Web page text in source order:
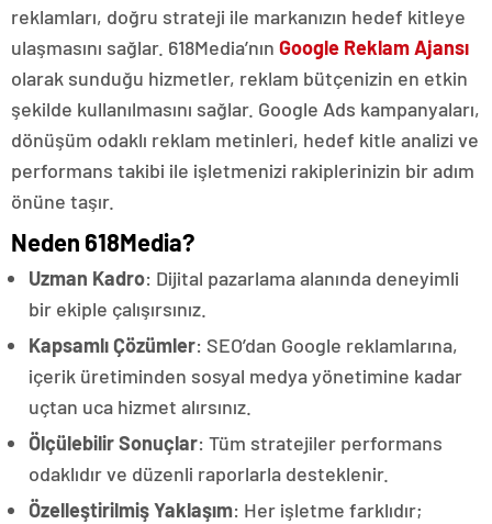
reklamları, doğru strateji ile markanızın hedef kitleye
ulaşmasını sağlar. 618Media’nın Google Reklam Ajansı
olarak sunduğu hizmetler, reklam bütçenizin en etkin
şekilde kullanılmasını sağlar. Google Ads kampanyaları,
dönüşüm odaklı reklam metinleri, hedef kitle analizi ve
performans takibi ile işletmenizi rakiplerinizin bir adım
önüne taşır.
Neden 618Media?
Uzman Kadro: Dijital pazarlama alanında deneyimli
bir ekiple çalışırsınız.
Kapsamlı Çözümler: SEO’dan Google reklamlarına,
içerik üretiminden sosyal medya yönetimine kadar
uçtan uca hizmet alırsınız.
Ölçülebilir Sonuçlar: Tüm stratejiler performans
odaklıdır ve düzenli raporlarla desteklenir.
Özelleştirilmiş Yaklaşım: Her işletme farklıdır;